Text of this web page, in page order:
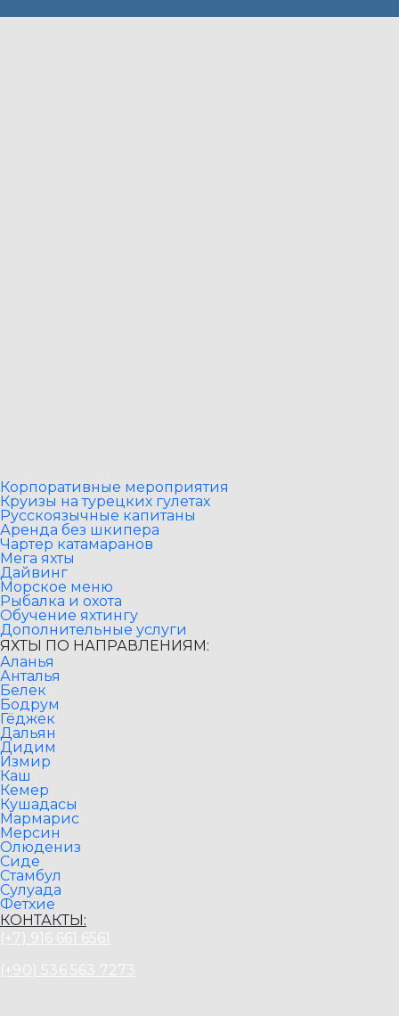
Корпоративные мероприятия
Круизы на турецких гулетах
Русскоязычные капитаны
Аренда без шкипера
Чартер катамаранов
Мега яхты
Дайвинг
Морское меню
Рыбалка и охота
Обучение яхтингу
Дополнительные услуги
ЯХТЫ ПО НАПРАВЛЕНИЯМ:
Аланья
Анталья
Белек
Бодрум
Гёджек
Дальян
Дидим
Измир
Каш
Кемер
Кушадасы
Мармарис
Мерсин
Олюдениз
Сиде
Стамбул
Сулуада
Фетхие
КОНТАКТЫ:
(+7) 916 661 6561
(+90) 536 563 7273